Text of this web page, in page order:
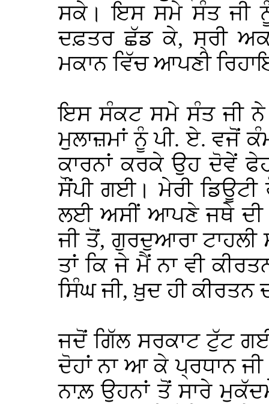
ਸਕੇ। ਇਸ ਸਮੇ ਸੰਤ ਜੀ ਨੂੰ
ਦਫ਼ਤਰ ਛੱਡ ਕੇ, ਸ੍ਰੀ
ਮਕਾਨ ਵਿੱਚ ਆਪਣੀ
ਇਸ ਸੰਕਟ ਸਮੇ ਸੰਤ ਜੀ
ਮੁਲਾਜ਼ਮਾਂ ਨੂੰ ਪੀ. ਏ.
ਕਾਰਨਾਂ ਕਰਕੇ ਉਹ ਦੋਵੇਂ
ਸੌਂਪੀ ਗਈ। ਮੇਰੀ ਡਿਊਟੀ
ਲਈ ਅਸੀਂ ਆਪਣੇ ਜਥੇ ਦੀ
ਜੀ ਤੋਂ, ਗੁਰਦੁਆਰਾ ਟਾਹਲੀ
ਤਾਂ ਕਿ ਜੇ ਮੈਂ ਨਾ ਵੀ
ਸਿੰਘ ਜੀ, ਖ਼ੁਦ ਹੀ ਕੀਰਤਨ
ਜਦੋਂ ਗਿੱਲ ਸਰਕਾਟ ਟੁੱਟ
ਦੋਹਾਂ ਨਾ ਆ ਕੇ ਪ੍ਰਧਾਨ
ਨਾਲ਼ ਉਹਨਾਂ ਤੋਂ ਸਾਰੇ